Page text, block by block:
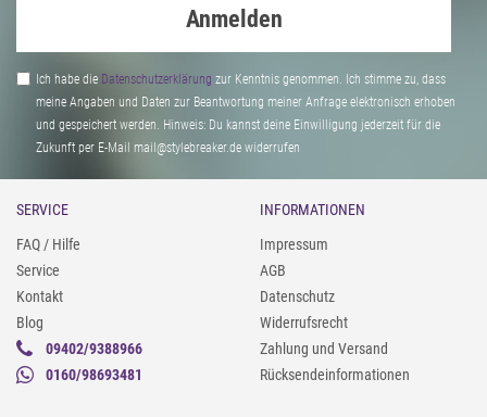
Anmelden
Ich habe die Daten­schutz­erklärung zur Kenntnis genommen. Ich stimme zu, dass
meine Angaben und Daten zur Beantwortung meiner Anfrage elektronisch erhoben
und gespeichert werden. Hinweis: Du kannst deine Einwilligung jederzeit für die
Zukunft per E-Mail mail@stylebreaker.de widerrufen
SERVICE
FAQ / Hilfe
Service
Kontakt
Blog
09402/9388966
0160/98693481
INFORMATIONEN
Impressum
AGB
Datenschutz
Widerrufsrecht
Zahlung und Versand
Rücksendeinformationen